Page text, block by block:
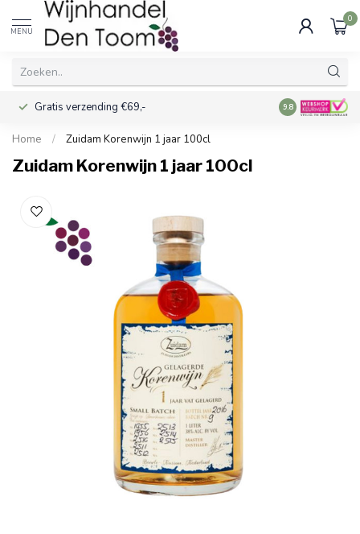
MENU
0
Gratis verzending €69,- Voor 16:00
9.8
Home / Zuidam Korenwijn 1 jaar 100cl
Zuidam Korenwijn 1 jaar 100cl